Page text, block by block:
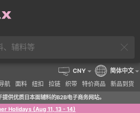
航 面料 纽扣 拉链 织带 特价商品 新品到货
CNY 简体中文
供优质日本面辅料的B2B电子商务网站。
Holidays (Aug 11, 13 - 14)